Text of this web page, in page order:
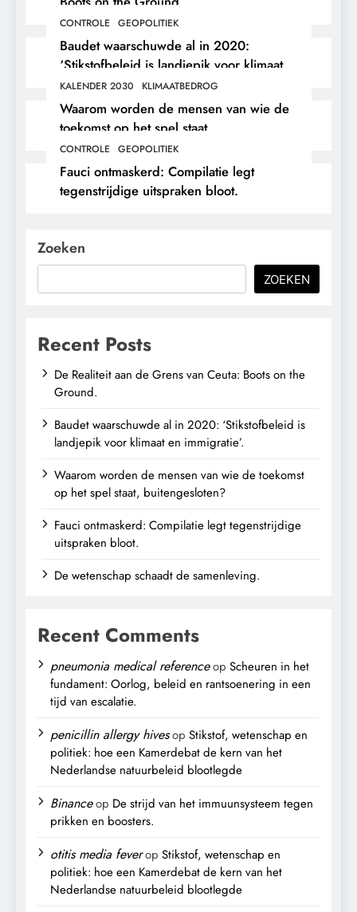
CONTROLE GEOPOLITIEK
Baudet waarschuwde al in 2020:
‘Stikstofbeleid is landjepik voor klimaat
en immigratie’.
KALENDER 2030 KLIMAATBEDROG
Waarom worden de mensen van wie de
toekomst op het spel staat,
buitengesloten?
CONTROLE GEOPOLITIEK
Fauci ontmaskerd: Compilatie legt
tegenstrijdige uitspraken bloot.
Zoeken
ZOEKEN
Recent Posts
De Realiteit aan de Grens van Ceuta: Boots on the
Ground.
Baudet waarschuwde al in 2020: ‘Stikstofbeleid is
landjepik voor klimaat en immigratie’.
Waarom worden de mensen van wie de toekomst
op het spel staat, buitengesloten?
Fauci ontmaskerd: Compilatie legt tegenstrijdige
uitspraken bloot.
De wetenschap schaadt de samenleving.
Recent Comments
pneumonia medical referenceop Scheuren in het
fundament: Oorlog, beleid en rantsoenering in een
tijd van escalatie.
penicillin allergy hivesop Stikstof, wetenschap en
politiek: hoe een Kamerdebat de kern van het
Nederlandse natuurbeleid blootlegde
Binanceop De strijd van het immuunsysteem tegen
prikken en boosters.
otitis media feverop Stikstof, wetenschap en
politiek: hoe een Kamerdebat de kern van het
Nederlandse natuurbeleid blootlegde